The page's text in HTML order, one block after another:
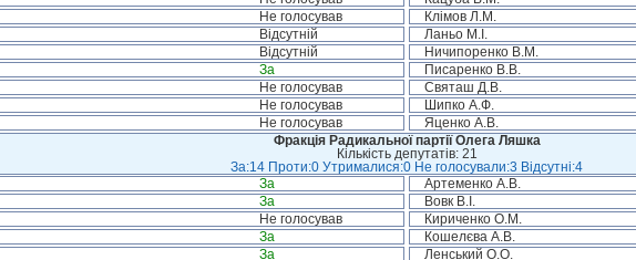
Не голосував Клімов Л.М.
Відсутній Ланьо М.І.
Відсутній Ничипоренко В.М.
За Писаренко В.В.
Не голосував Святаш Д.В.
Не голосував Шипко А.Ф.
Не голосував Яценко А.В.
Фракція Радикальної партії Олега Ляшка
Кількість депутатів: 21
За:14 Проти:0 Утрималися:0 Не голосували:3 Відсутні:4
За Артеменко А.В.
За Вовк В.І.
Не голосував Кириченко О.М.
За Кошелєва А.В.
За Ленський О.О.